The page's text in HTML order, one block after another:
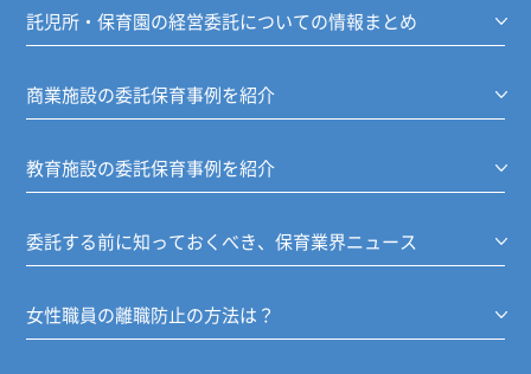
託児所・保育園の経営委託についての情報まとめ
商業施設の委託保育事例を紹介
教育施設の委託保育事例を紹介
委託する前に知っておくべき、保育業界ニュース
女性職員の離職防止の方法は？